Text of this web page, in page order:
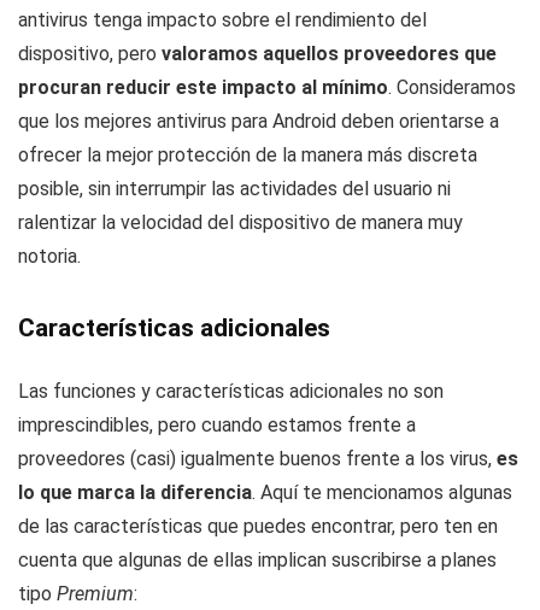
antivirus tenga impacto sobre el rendimiento del
dispositivo, pero valoramos aquellos proveedores que
procuran reducir este impacto al mínimo. Consideramos
que los mejores antivirus para Android deben orientarse a
ofrecer la mejor protección de la manera más discreta
posible, sin interrumpir las actividades del usuario ni
ralentizar la velocidad del dispositivo de manera muy
notoria.
Características adicionales
Las funciones y características adicionales no son
imprescindibles, pero cuando estamos frente a
proveedores (casi) igualmente buenos frente a los virus, es
lo que marca la diferencia. Aquí te mencionamos algunas
de las características que puedes encontrar, pero ten en
cuenta que algunas de ellas implican suscribirse a planes
tipo Premium: